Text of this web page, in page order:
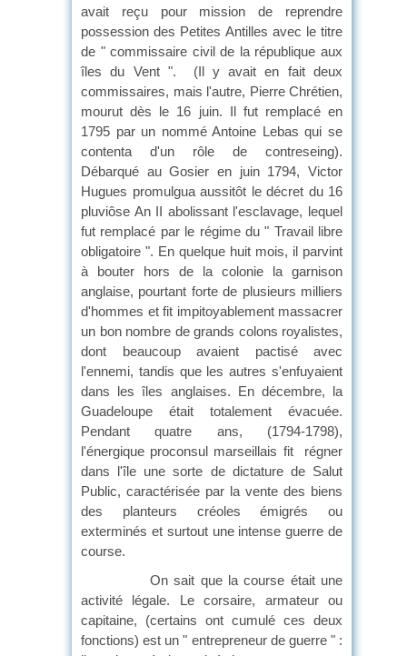
avait reçu pour mission de reprendre
possession des Petites Antilles avec le titre
de " commissaire civil de la république aux
îles du Vent ". (Il y avait en fait deux
commissaires, mais l'autre, Pierre Chrétien,
mourut dès le 16 juin. Il fut remplacé en
1795 par un nommé Antoine Lebas qui se
contenta d'un rôle de contreseing).
Débarqué au Gosier en juin 1794, Victor
Hugues promulgua aussitôt le décret du 16
pluviôse An II abolissant l'esclavage, lequel
fut remplacé par le régime du " Travail libre
obligatoire ". En quelque huit mois, il parvint
à bouter hors de la colonie la garnison
anglaise, pourtant forte de plusieurs milliers
d'hommes et fit impitoyablement massacrer
un bon nombre de grands colons royalistes,
dont beaucoup avaient pactisé avec
l'ennemi, tandis que les autres s'enfuyaient
dans les îles anglaises. En décembre, la
Guadeloupe était totalement évacuée.
Pendant quatre ans, (1794-1798),
l'énergique proconsul marseillais fit régner
dans l'île une sorte de dictature de Salut
Public, caractérisée par la vente des biens
des planteurs créoles émigrés ou
exterminés et surtout une intense guerre de
course.
On sait que la course était une
activité légale. Le corsaire, armateur ou
capitaine, (certains ont cumulé ces deux
fonctions) est un " entrepreneur de guerre " :